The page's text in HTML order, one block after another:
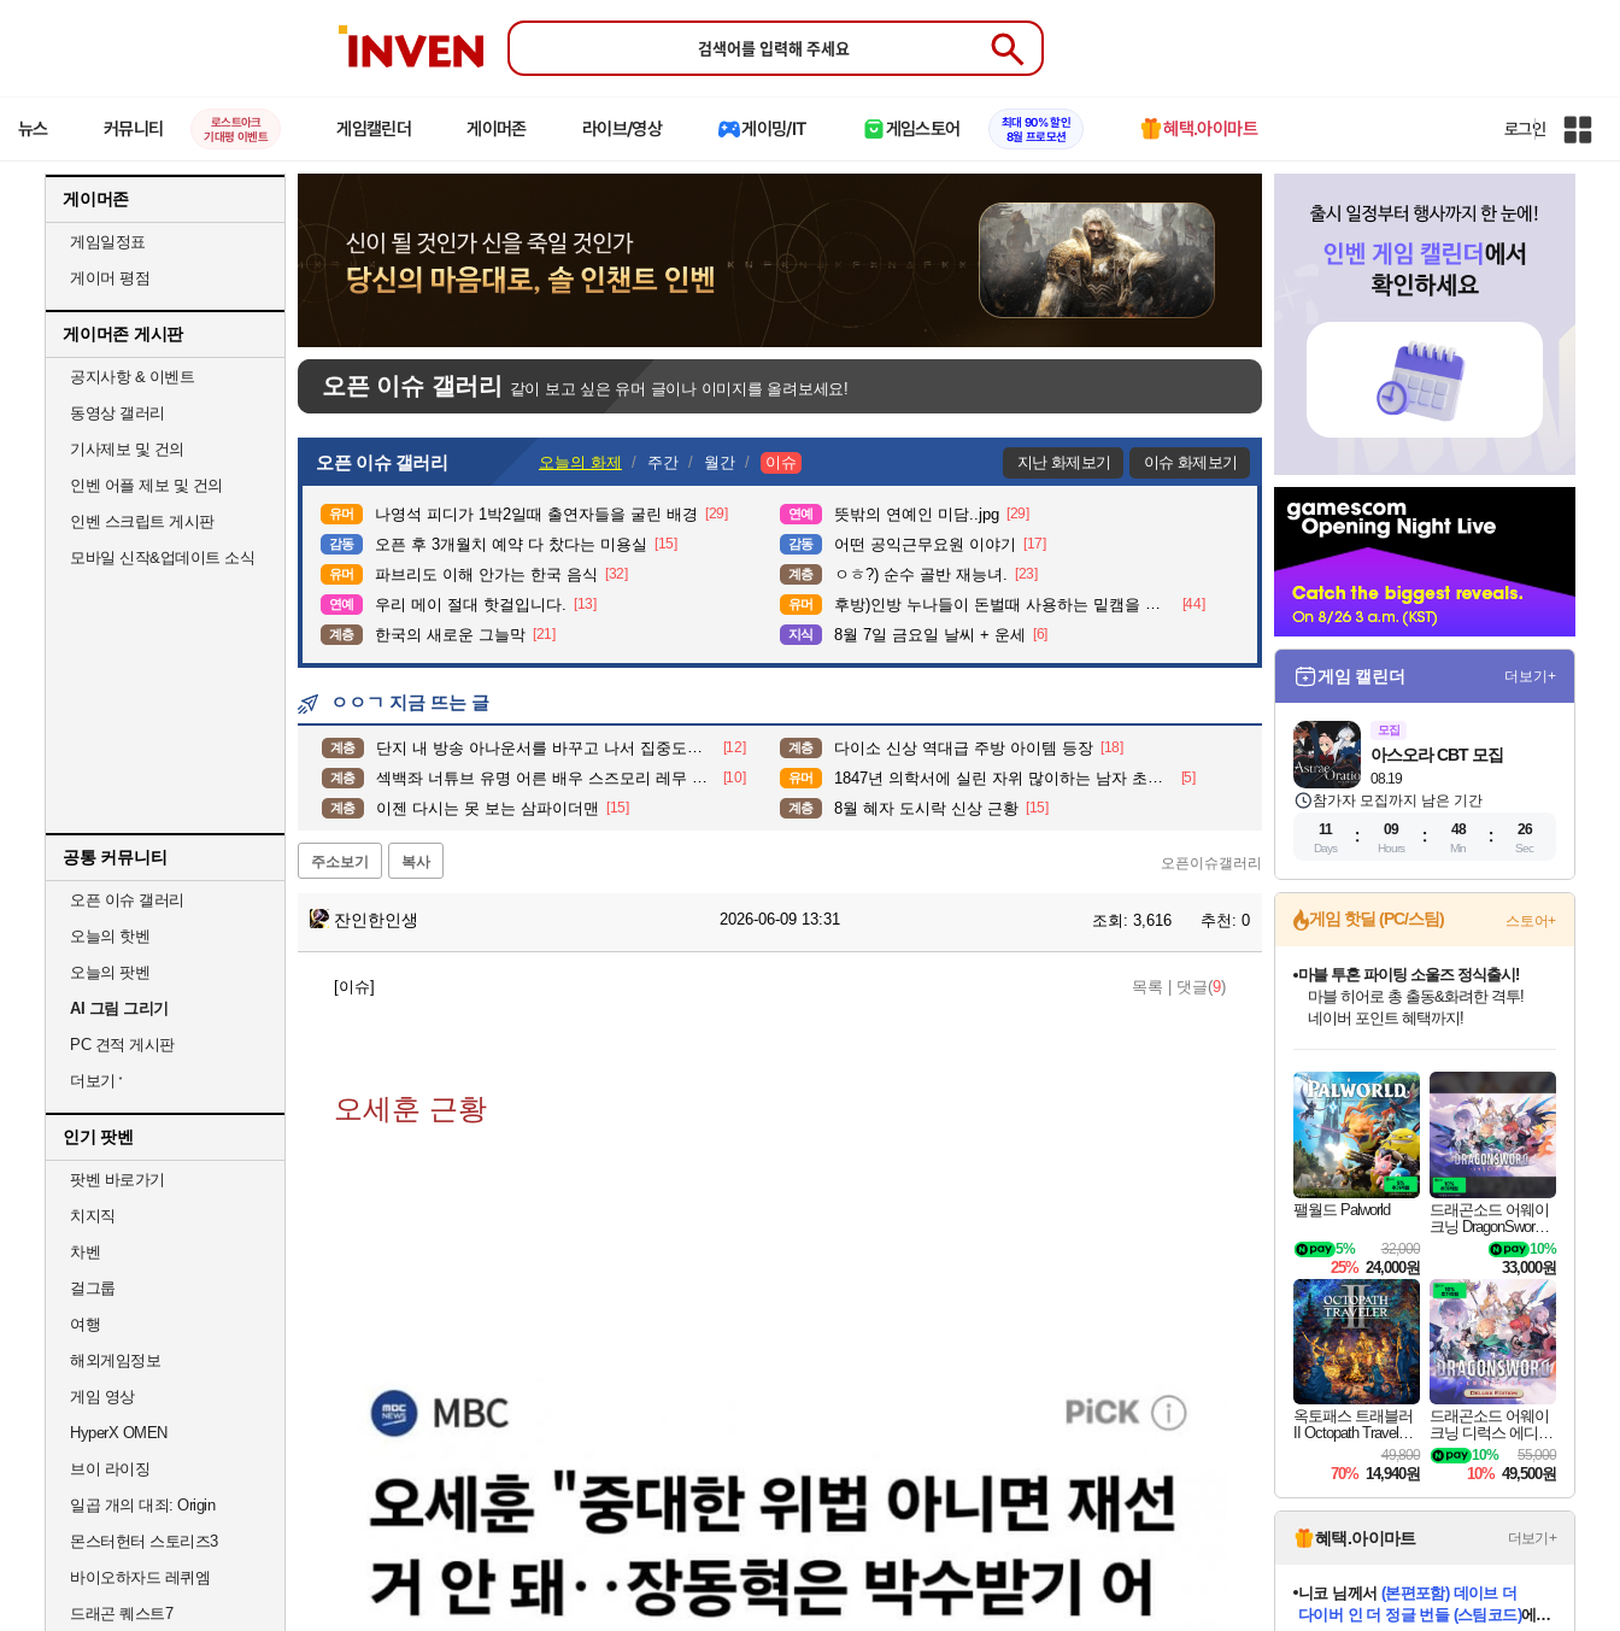
인
Submit
뉴스 커뮤니티
로스트아크
기대평 이벤트
게임캘린더 게이머존 라이브/영상 게이밍/IT 게임스토어
최대 90% 할인
8월 프로모션
혜택.아이마트 로그인
인
게이머존
게임일정표
게이머 평점
게이머존 게시판
공지사항 & 이벤트
동영상 갤러리
기사제보 및 건의
인벤 어플 제보 및 건의
인벤 스크립트 게시판
모바일 신작&업데이트 소식
공통 커뮤니티
오픈 이슈 갤러리
오늘의 핫벤
오늘의 팟벤
AI 그림 그리기
PC 견적 게시판
더보기
인기 팟벤
팟벤 바로가기
치지직
차벤
걸그룹
여행
해외게임정보
게임 영상
HyperX OMEN
브이 라이징
일곱 개의 대죄: Origin
몬스터헌터 스토리즈3
바이오하자드 레퀴엠
드래곤 퀘스트7
오픈 이슈 갤러리 같이 보고 싶은 유머 글이나 이미지를 올려보세요!
오픈 이슈 갤러리 오늘의 화제 주간 월간 이슈 지난 화제보기 이슈 화제보기
유머 나영석 피디가 1박2일때 출연자들을 굴린 배경 [29] 연예 뜻밖의 연예인 미담..jpg [29]
감동 오픈 후 3개월치 예약 다 찼다는 미용실 [15] 감동 어떤 공익근무요원 이야기 [17]
유머 파브리도 이해 안가는 한국 음식 [32] 계층 ㅇㅎ?) 순수 골반 재능녀. [23]
연예 우리 메이 절대 핫걸입니다. [13] 유머 후방)인방 누나들이 돈벌때 사용하는 밑캠을 알아보자 [44]
계층 한국의 새로운 그늘막 [21] 지식 8월 7일 금요일 날씨 + 운세 [6]
ㅇㅇㄱ 지금 뜨는 글
계층 단지 내 방송 아나운서를 바꾸고 나서 집중도가 확 올라갔다는 한 아파트의 안내방송 [12] 계층 다이소 신상 역대급 주방 아이템 등장 [18]
계층 섹백좌 너튜브 유명 어른 배우 스즈모리 레무 섭외 [10] 유머 1847년 의학서에 실린 자위 많이하는 남자 초상화 [5]
계층 이젠 다시는 못 보는 삼파이더맨 [15] 계층 8월 혜자 도시락 신상 근황 [15]
주소보기 복사 오픈이슈갤러리
잔인한인생 2026-06-09 13:31 조회: 3,616 추천: 0
[이슈] 목록 댓글(9)
오세훈 근황
벤
게임 캘린더 더보기+
모집
08.19
아스오라 CBT 모집
참가자 모집까지 남은 기간
11
Days
09
Hours
48
Min
25
Sec
게임 핫딜 (PC/스팀) 스토어+
최대 90% 할인가를 만나보세요!
네이버혜택과 함께 만나보세요!
50%할인&추가 적립까지!
마블 투혼 파이팅 소울즈 정식출시!
마블 히어로 총 출동&화려한 격투!
네이버 포인트 혜택까지!
이니&베니 혜택까지!
네이버 혜택가와 함께 예약하세요!
할인&네이버혜택으로 만나보세요!
네이버페이 혜택과 만나보세요!
40주년 프로모션으로 만나보세요!
할인가에 만나보세요!
일부 에디션 상시 할인!
혜택으로 예약 판매 중
편안하게 충전하세요
팰월드 Palworld
32,000
5%
25% 24,000원
드래곤소드 어웨이
크닝 DragonSword A
10%
33,000원
옥토패스 트래블러
II Octopath Traveler I
49,800
70% 14,940원
드래곤소드 어웨이
크닝 디럭스 에디션
DragonSword Awake
ning Deluxe Edition
55,000
10%
10% 49,500원
혜택.아이마트 더보기+
니코님께서 (본편포함) 데이브 더
다이버 인 더 정글 번들 (스팀코드)에